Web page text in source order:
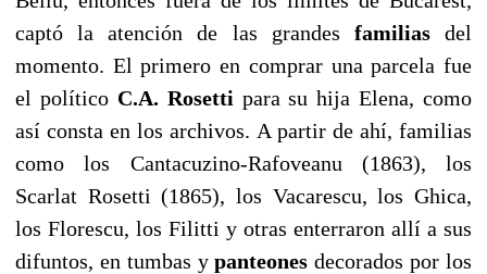
captó la atención de las grandes familiasdel
momento. El primero en comprar una parcela fue
el políticoC.A. Rosetti para su hija Elena, como
así consta en los archivos. A partir de ahí, familias
como los Cantacuzino-Rafoveanu (1863), los
Scarlat Rosetti (1865), los Vacarescu, los Ghica,
los Florescu, los Filitti y otras enterraron allí a sus
difuntos, en tumbas ypanteones decorados por los